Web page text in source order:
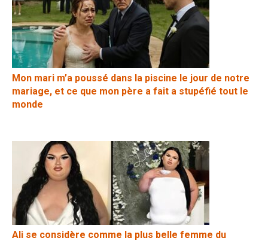
Mon mari m’a poussé dans la piscine le jour de notre
mariage, et ce que mon père a fait a stupéfié tout le
monde
Ali se considère comme la plus belle femme du